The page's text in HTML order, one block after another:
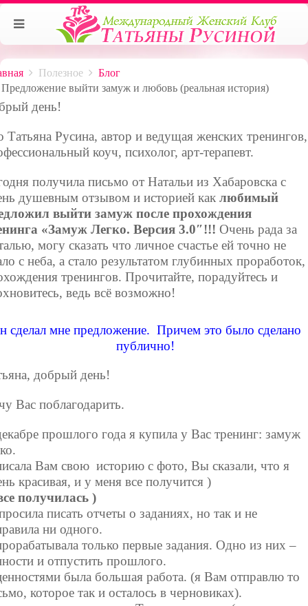
Полезное
Блог
Предложение выйти замуж и любовь (реальная история)
день!
Татьяна Русина, автор и ведущая женских тренингов,
коуч, психолог, арт-терапевт.
получила письмо от Натальи из Хабаровска с
душевным отзывом и историей как любимый
выйти замуж после прохождения
«Замуж Легко. Версия 3.0″!!! Очень рада за
могу сказать что личное счастье ей точно не
с неба, а стало результатом глубинных проработок,
тренингов. Прочитайте, порадуйтесь и
ведь всё возможно!
сделал мне предложение. Причем это было сделано
публично!
добрый день!
Вас поблагодарить.
прошлого года я купила у Вас тренинг: замуж
Вам свою историю с фото, Вы сказали, что я
красивая, и у меня все получится )
получилась )
писать отчеты о заданиях, но так и не
ни одного.
только первые задания. Одно из них –
и отпустить прошлого.
была большая работа. (я Вам отправлю то
которое так и осталось в черновиках).